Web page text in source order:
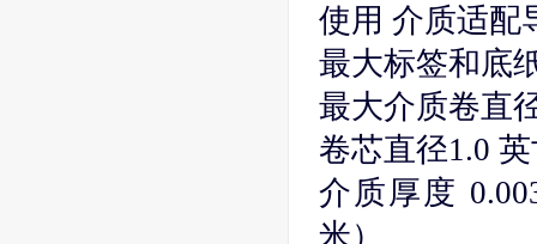
使用 介质适配
最大标签和底
最大介质卷直
卷芯直径1.0
介质厚度
米）